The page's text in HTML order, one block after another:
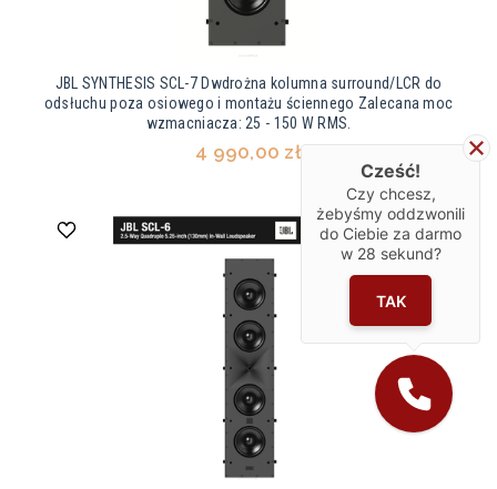
JBL SYNTHESIS SCL-7 Dwdrożna kolumna surround/LCR do
odsłuchu poza osiowego i montażu ściennego Zalecana moc
wzmacniacza: 25 - 150 W RMS.
4 990,00 zł
Cześć!
Czy chcesz,
żebyśmy oddzwonili
do Ciebie za darmo
w 28 sekund?
TAK